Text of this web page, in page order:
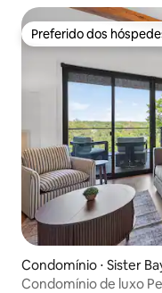
Preferido dos
Preferido dos
Condomínio ⋅ Sister
Condomínio de luxo